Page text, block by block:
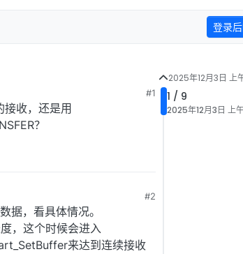
登录
#1
接收，还是用
？
#2
据，看具体情况。
，这个时候会进入
来达到连续接收
2025年12月3日 上
1 / 9
2025年12月3日 上